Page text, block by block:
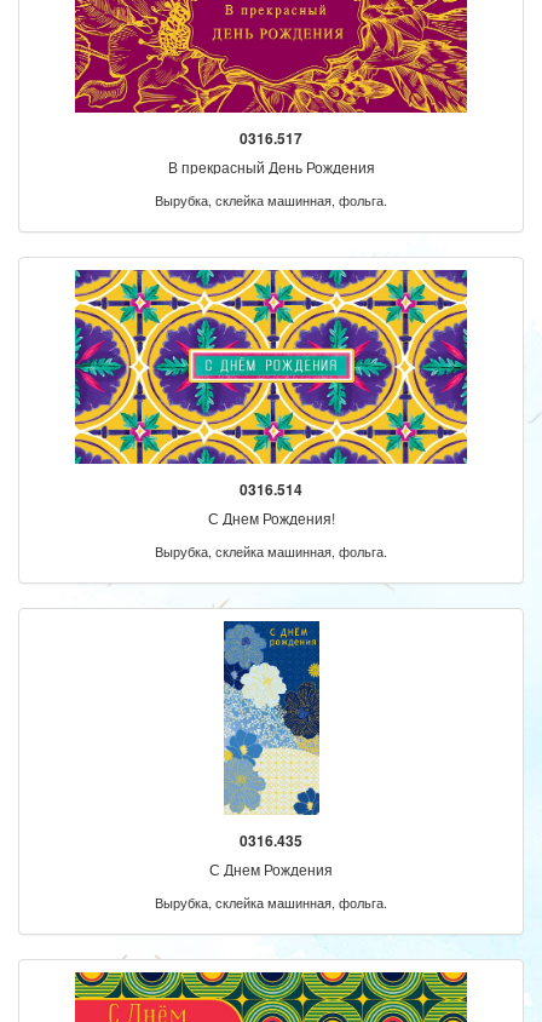
0316.517
В прекрасный День Рождения
Вырубка, склейка машинная, фольга.
0316.514
С Днем Рождения!
Вырубка, склейка машинная, фольга.
0316.435
С Днем Рождения
Вырубка, склейка машинная, фольга.